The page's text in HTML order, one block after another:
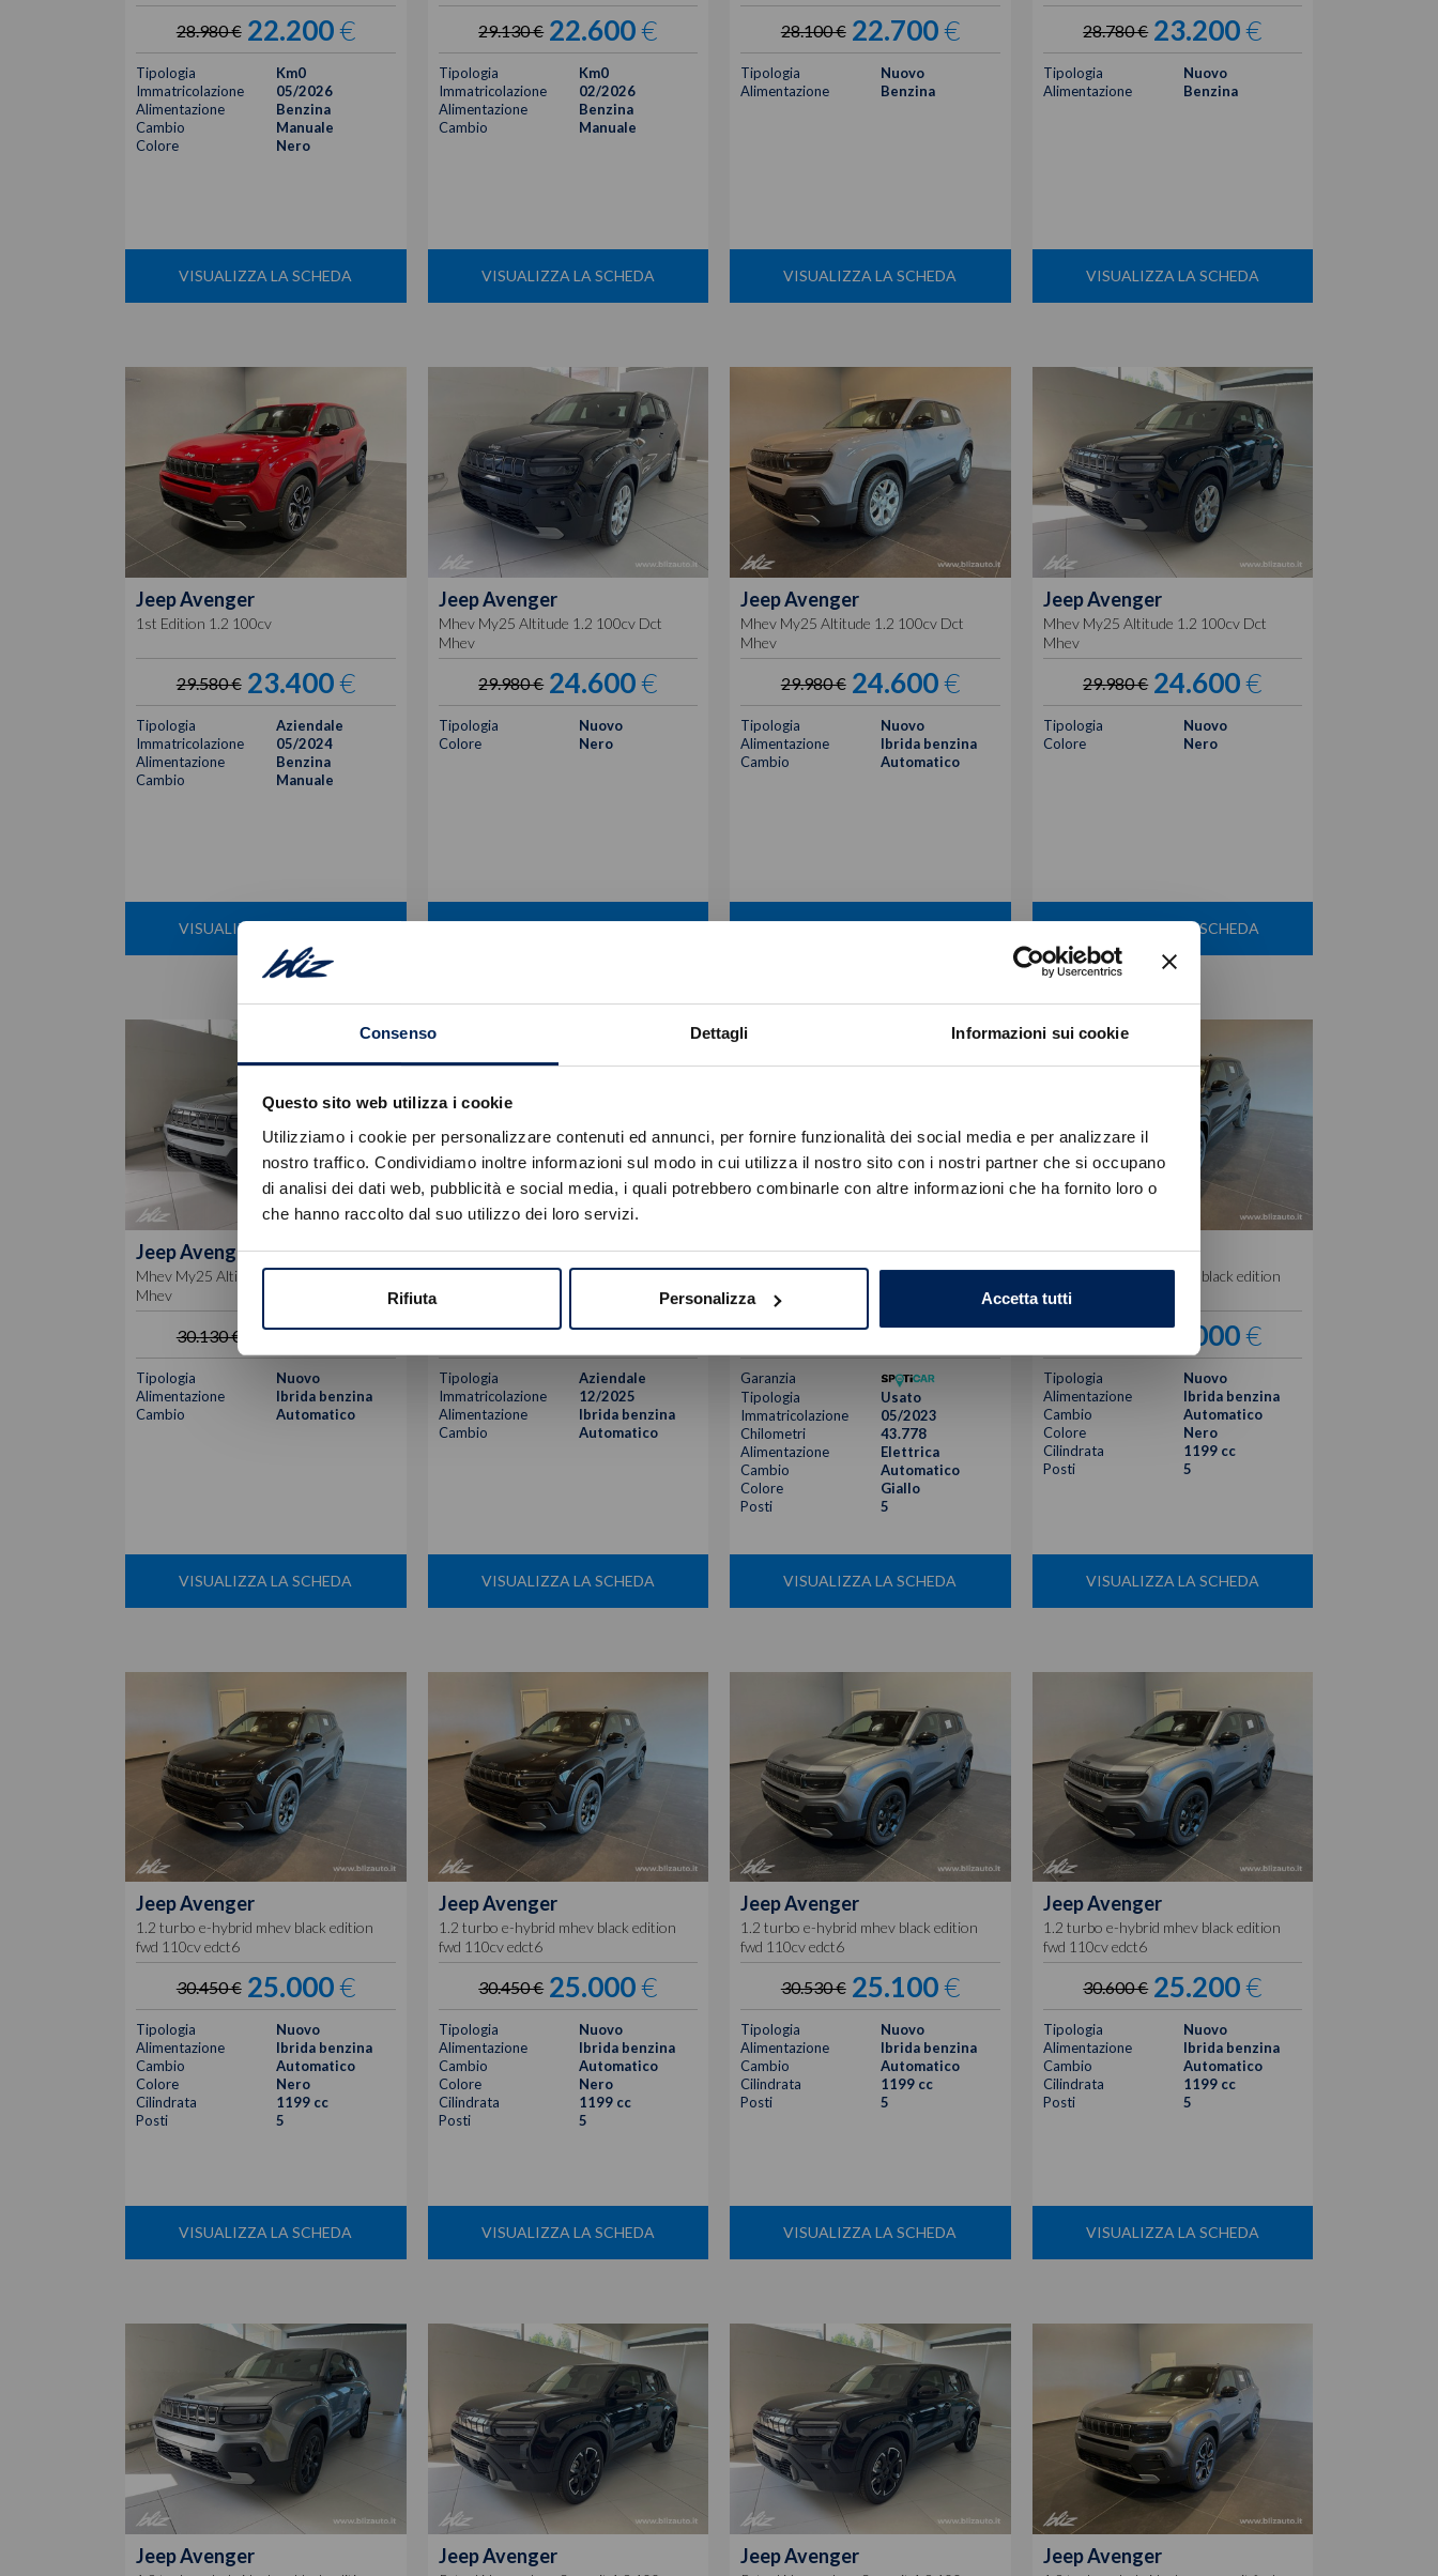
Consenso Dettagli Informazioni sui cookie
Questo sito web utilizza i cookie
Utilizziamo i cookie per personalizzare contenuti ed annunci, per fornire funzionalità dei social media e per analizzare il
nostro traffico. Condividiamo inoltre informazioni sul modo in cui utilizza il nostro sito con i nostri partner che si occupano
di analisi dei dati web, pubblicità e social media, i quali potrebbero combinarle con altre informazioni che ha fornito loro o
che hanno raccolto dal suo utilizzo dei loro servizi.
Rifiuta Personalizza Accetta tutti
28.980 € 22.200€
Tipologia
Km0
Immatricolazione
05/2026
Alimentazione
Benzina
Cambio
Manuale
Colore
Nero
VISUALIZZA LA SCHEDA
29.130 € 22.600€
Tipologia
Km0
Immatricolazione
02/2026
Alimentazione
Benzina
Cambio
Manuale
VISUALIZZA LA SCHEDA
28.100 € 22.700€
Tipologia
Nuovo
Alimentazione
Benzina
VISUALIZZA LA SCHEDA
28.780 € 23.200€
Tipologia
Nuovo
Alimentazione
Benzina
VISUALIZZA LA SCHEDA
JeepAvenger
1st Edition 1.2 100cv
29.580 € 23.400€
Tipologia
Aziendale
Immatricolazione
05/2024
Alimentazione
Benzina
Cambio
Manuale
VISUALIZZA LA SCHEDA
JeepAvenger
Mhev My25 Altitude 1.2 100cv Dct
Mhev
29.980 € 24.600€
Tipologia
Nuovo
Colore
Nero
JeepAvenger
Mhev My25 Altitude 1.2 100cv Dct
Mhev
29.980 € 24.600€
Tipologia
Nuovo
Alimentazione
Ibrida benzina
Cambio
Automatico
JeepAvenger
Mhev My25 Altitude 1.2 100cv Dct
Mhev
29.980 € 24.600€
Tipologia
Nuovo
Colore
Nero
VISUALIZZA LA SCHEDA
JeepAvenger
Mhev My25 Altitude 1.2 100cv Dct
Mhev
30.130 € 24.700€
Tipologia
Nuovo
Alimentazione
Ibrida benzina
Cambio
Automatico
VISUALIZZA LA SCHEDA
JeepAvenger
Mhev My25 Longitude 1.2 100cv Dct
27.230 € 24.900€
Tipologia
Aziendale
Immatricolazione
12/2025
Alimentazione
Ibrida benzina
Cambio
Automatico
VISUALIZZA LA SCHEDA
JeepAvenger
full-electric 1st edition fwd 156cv auto
24.900€
Garanzia
Tipologia
Usato
Immatricolazione
05/2023
Chilometri
43.778
Alimentazione
Elettrica
Cambio
Automatico
Colore
Giallo
Posti
5
VISUALIZZA LA SCHEDA
JeepAvenger
1.2 turbo e-hybrid mhev black edition
fwd 110cv edct6
25.000€
Tipologia
Nuovo
Alimentazione
Ibrida benzina
Cambio
Automatico
Colore
Nero
Cilindrata
1199 cc
Posti
5
VISUALIZZA LA SCHEDA
JeepAvenger
1.2 turbo e-hybrid mhev black edition
fwd 110cv edct6
30.450 € 25.000€
Tipologia
Nuovo
Alimentazione
Ibrida benzina
Cambio
Automatico
Colore
Nero
Cilindrata
1199 cc
Posti
5
VISUALIZZA LA SCHEDA
JeepAvenger
1.2 turbo e-hybrid mhev black edition
fwd 110cv edct6
30.450 € 25.000€
Tipologia
Nuovo
Alimentazione
Ibrida benzina
Cambio
Automatico
Colore
Nero
Cilindrata
1199 cc
Posti
5
VISUALIZZA LA SCHEDA
JeepAvenger
1.2 turbo e-hybrid mhev black edition
fwd 110cv edct6
30.530 € 25.100€
Tipologia
Nuovo
Alimentazione
Ibrida benzina
Cambio
Automatico
Cilindrata
1199 cc
Posti
5
VISUALIZZA LA SCHEDA
JeepAvenger
1.2 turbo e-hybrid mhev black edition
fwd 110cv edct6
30.600 € 25.200€
Tipologia
Nuovo
Alimentazione
Ibrida benzina
Cambio
Automatico
Cilindrata
1199 cc
Posti
5
VISUALIZZA LA SCHEDA
JeepAvenger JeepAvenger JeepAvenger JeepAvenger
Errore
Caricamento veicoli non riuscito